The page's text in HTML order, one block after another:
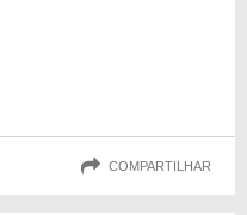
COMPARTILHAR